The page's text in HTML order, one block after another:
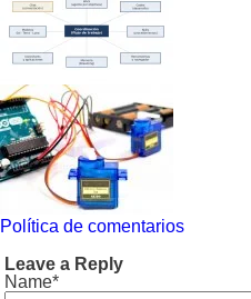
Política de comentarios
Leave a Reply
Name*